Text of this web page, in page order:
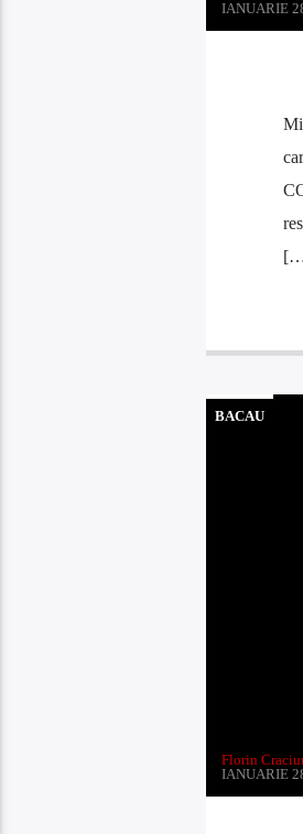
IANUARIE
BACAU
Florin
IANUARIE